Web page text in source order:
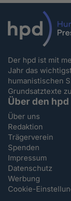
Der hpd ist mit
Jahr das
humanistischen
Grundsatztexte
Über den hpd
Über uns
Redaktion
Trägerverein
Spenden
Impressum
Datenschutz
Werbung
Cookie-